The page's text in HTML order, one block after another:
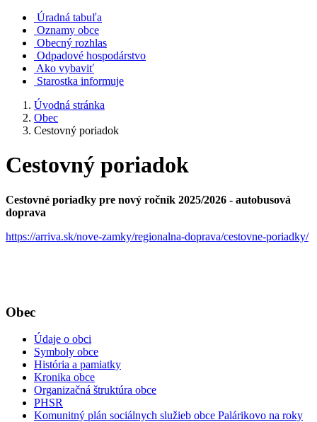
Úradná tabuľa
Oznamy obce
Obecný rozhlas
Odpadové hospodárstvo
Ako vybaviť
Starostka informuje
Úvodná stránka
Obec
Cestovný poriadok
Cestovný poriadok
Cestovné poriadky pre nový ročník 2025/2026 - autobusová
doprava
https://arriva.sk/nove-zamky/regionalna-doprava/cestovne-poriadky/
Obec
Údaje o obci
Symboly obce
História a pamiatky
Kronika obce
Organizačná štruktúra obce
PHSR
Komunitný plán sociálnych služieb obce Palárikovo na roky